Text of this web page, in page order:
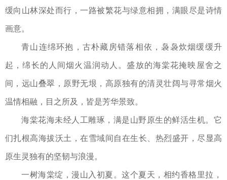
缓向山林深处而行，一路被繁花与绿意相拥，满眼尽是诗情
画意。
青山连绵环抱，古朴藏房错落相依，袅袅炊烟缓缓升
起，绵长的人间烟火温润动人。盛放的海棠花掩映屋舍之
间，远山叠翠，原野无垠，高原独有的清灵壮阔与寻常烟火
温情相融，目之所及，皆是芳华景致。
海棠花海未经人工雕琢，满是山野原生的鲜活生机。它
们扎根高海拔沃土，在雪域间自在生长、热烈盛开，尽显高
原生灵独有的坚韧与浪漫。
一树海棠绽，漫山入初夏。这个夏天，相约香格里拉，